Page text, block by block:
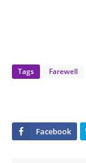
Tags Farewell